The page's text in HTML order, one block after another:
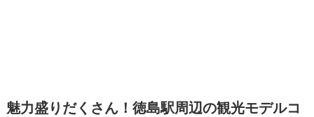
魅力盛りだくさん！徳島駅周辺の観光モデルコ